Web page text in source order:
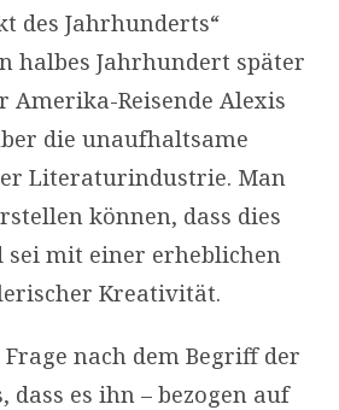
des Jahrhunderts“
halbes Jahrhundert später
Amerika-Reisende Alexis
die unaufhaltsame
Literaturindustrie. Man
können, dass dies
sei mit einer erheblichen
Kreativität.
nach dem Begriff der
es ihn – bezogen auf